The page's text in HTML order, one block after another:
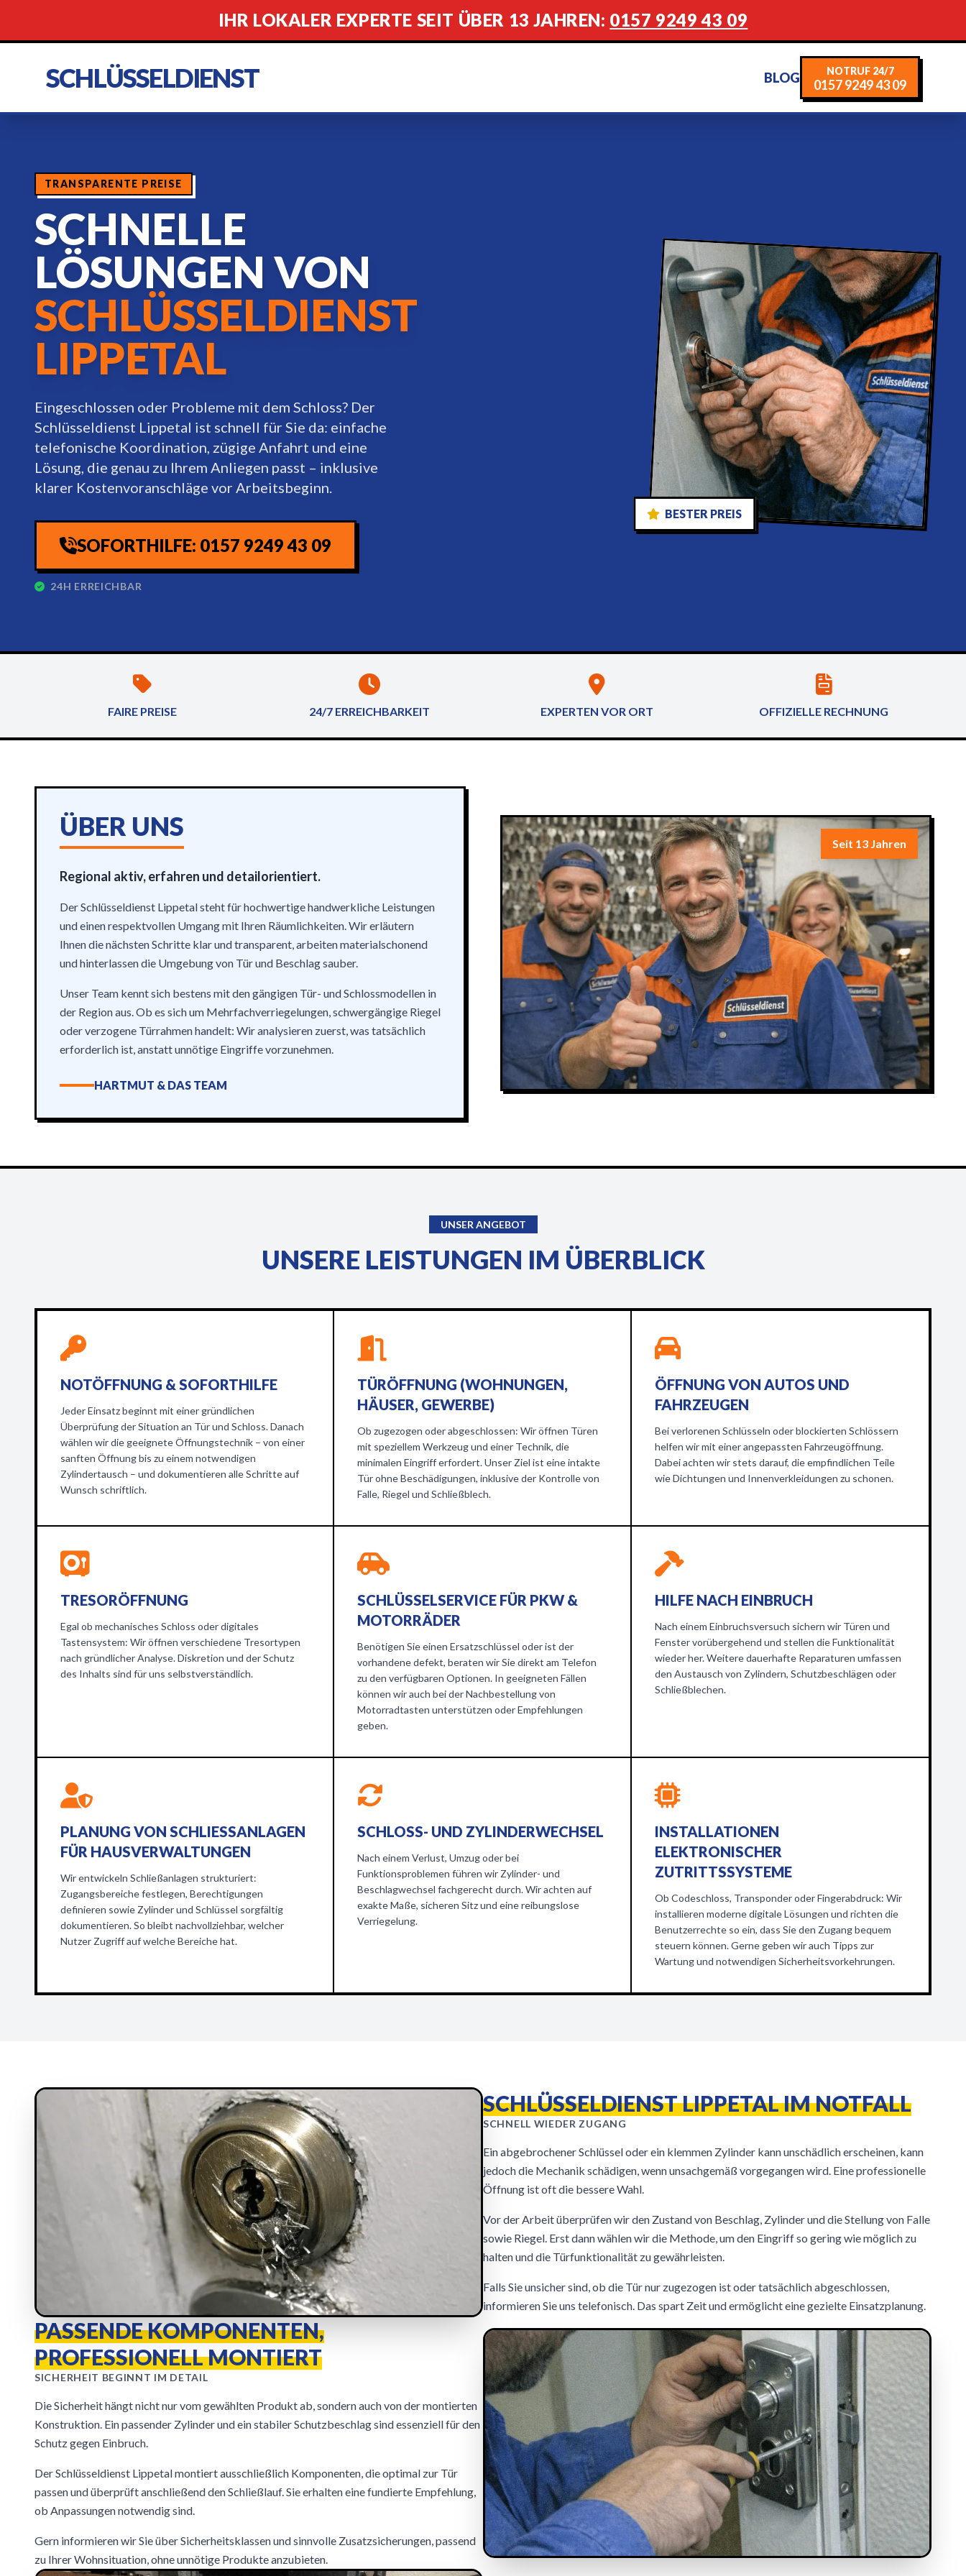
IHR LOKALER EXPERTE SEIT ÜBER 13 JAHREN: 0157 9249 43 09
SCHLÜSSELDIENST BLOG NOTRUF 24/7
0157 9249 43 09
TRANSPARENTE PREISE
SCHNELLE
LÖSUNGEN VON
SCHLÜSSELDIENST
LIPPETAL
Eingeschlossen oder Probleme mit dem Schloss? Der
Schlüsseldienst Lippetal ist schnell für Sie da: einfache
telefonische Koordination, zügige Anfahrt und eine
Lösung, die genau zu Ihrem Anliegen passt – inklusive
klarer Kostenvoranschläge vor Arbeitsbeginn.
SOFORTHILFE: 0157 9249 43 09
24H ERREICHBAR
BESTER PREIS
FAIRE PREISE 24/7 ERREICHBARKEIT EXPERTEN VOR ORT OFFIZIELLE RECHNUNG
ÜBER UNS
Regional aktiv, erfahren und detailorientiert.
Der Schlüsseldienst Lippetal steht für hochwertige handwerkliche Leistungen
und einen respektvollen Umgang mit Ihren Räumlichkeiten. Wir erläutern
Ihnen die nächsten Schritte klar und transparent, arbeiten materialschonend
und hinterlassen die Umgebung von Tür und Beschlag sauber.
Unser Team kennt sich bestens mit den gängigen Tür- und Schlossmodellen in
der Region aus. Ob es sich um Mehrfachverriegelungen, schwergängige Riegel
oder verzogene Türrahmen handelt: Wir analysieren zuerst, was tatsächlich
erforderlich ist, anstatt unnötige Eingriffe vorzunehmen.
HARTMUT & DAS TEAM
Seit 13 Jahren
UNSER ANGEBOT
UNSERE LEISTUNGEN IM ÜBERBLICK
NOTÖFFNUNG & SOFORTHILFE
Jeder Einsatz beginnt mit einer gründlichen
Überprüfung der Situation an Tür und Schloss. Danach
wählen wir die geeignete Öffnungstechnik – von einer
sanften Öffnung bis zu einem notwendigen
Zylindertausch – und dokumentieren alle Schritte auf
Wunsch schriftlich.
TÜRÖFFNUNG (WOHNUNGEN,
HÄUSER, GEWERBE)
Ob zugezogen oder abgeschlossen: Wir öffnen Türen
mit speziellem Werkzeug und einer Technik, die
minimalen Eingriff erfordert. Unser Ziel ist eine intakte
Tür ohne Beschädigungen, inklusive der Kontrolle von
Falle, Riegel und Schließblech.
ÖFFNUNG VON AUTOS UND
FAHRZEUGEN
Bei verlorenen Schlüsseln oder blockierten Schlössern
helfen wir mit einer angepassten Fahrzeugöffnung.
Dabei achten wir stets darauf, die empfindlichen Teile
wie Dichtungen und Innenverkleidungen zu schonen.
TRESORÖFFNUNG
Egal ob mechanisches Schloss oder digitales
Tastensystem: Wir öffnen verschiedene Tresortypen
nach gründlicher Analyse. Diskretion und der Schutz
des Inhalts sind für uns selbstverständlich.
SCHLÜSSELSERVICE FÜR PKW &
MOTORRÄDER
Benötigen Sie einen Ersatzschlüssel oder ist der
vorhandene defekt, beraten wir Sie direkt am Telefon
zu den verfügbaren Optionen. In geeigneten Fällen
können wir auch bei der Nachbestellung von
Motorradtasten unterstützen oder Empfehlungen
geben.
HILFE NACH EINBRUCH
Nach einem Einbruchsversuch sichern wir Türen und
Fenster vorübergehend und stellen die Funktionalität
wieder her. Weitere dauerhafte Reparaturen umfassen
den Austausch von Zylindern, Schutzbeschlägen oder
Schließblechen.
PLANUNG VON SCHLIESSANLAGEN F
ÜR HAUSVERWALTUNGEN
Wir entwickeln Schließanlagen strukturiert:
Zugangsbereiche festlegen, Berechtigungen
definieren sowie Zylinder und Schlüssel sorgfältig
dokumentieren. So bleibt nachvollziehbar, welcher
Nutzer Zugriff auf welche Bereiche hat.
SCHLOSS- UND ZYLINDERWECHSEL
Nach einem Verlust, Umzug oder bei
Funktionsproblemen führen wir Zylinder- und
Beschlagwechsel fachgerecht durch. Wir achten auf
exakte Maße, sicheren Sitz und eine reibungslose
Verriegelung.
INSTALLATIONEN
ELEKTRONISCHER
ZUTRITTSSYSTEME
Ob Codeschloss, Transponder oder Fingerabdruck: Wir
installieren moderne digitale Lösungen und richten die
Benutzerrechte so ein, dass Sie den Zugang bequem
steuern können. Gerne geben wir auch Tipps zur
Wartung und notwendigen Sicherheitsvorkehrungen.
SCHLÜSSELDIENST LIPPETAL IM NOTFALL
SCHNELL WIEDER ZUGANG
Ein abgebrochener Schlüssel oder ein klemmen Zylinder kann unschädlich erscheinen, kann
jedoch die Mechanik schädigen, wenn unsachgemäß vorgegangen wird. Eine professionelle
Öffnung ist oft die bessere Wahl.
Vor der Arbeit überprüfen wir den Zustand von Beschlag, Zylinder und die Stellung von Falle
sowie Riegel. Erst dann wählen wir die Methode, um den Eingriff so gering wie möglich zu
halten und die Türfunktionalität zu gewährleisten.
Falls Sie unsicher sind, ob die Tür nur zugezogen ist oder tatsächlich abgeschlossen,
informieren Sie uns telefonisch. Das spart Zeit und ermöglicht eine gezielte Einsatzplanung.
PASSENDE KOMPONENTEN,
PROFESSIONELL MONTIERT
SICHERHEIT BEGINNT IM DETAIL
Die Sicherheit hängt nicht nur vom gewählten Produkt ab, sondern auch von der montierten
Konstruktion. Ein passender Zylinder und ein stabiler Schutzbeschlag sind essenziell für den
Schutz gegen Einbruch.
Der Schlüsseldienst Lippetal montiert ausschließlich Komponenten, die optimal zur Tür
passen und überprüft anschließend den Schließlauf. Sie erhalten eine fundierte Empfehlung,
ob Anpassungen notwendig sind.
Gern informieren wir Sie über Sicherheitsklassen und sinnvolle Zusatzsicherungen, passend
zu Ihrer Wohnsituation, ohne unnötige Produkte anzubieten.